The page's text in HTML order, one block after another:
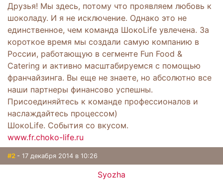
Друзья! Мы здесь, потому что проявляем любовь к
шоколаду. И я не исключение. Однако это не
единственное, чем команда ШокоLife увлечена. За
короткое время мы создали самую компанию в
России, работающую в сегменте Fun Food &
Catering и активно масштабируемся с помощью
франчайзинга. Вы еще не знаете, но абсолютно все
наши партнеры финансово успешны.
Присоединяйтесь к команде профессионалов и
наслаждайтесь процессом)
ШокоLife. События со вкусом.
www.fr.choko-life.ru
#2 - 17 декабря 2014 в 10:26
Syozha